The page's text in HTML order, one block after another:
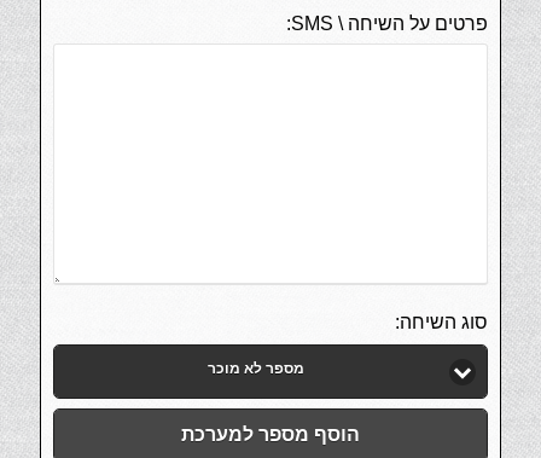
פרטים על השיחה \ SMS:
סוג השיחה:
מספר לא מוכר
הוסף מספר למערכת